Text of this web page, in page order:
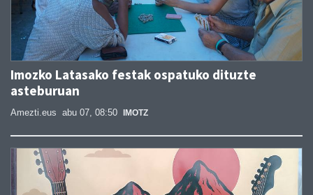
Imozko Latasako festak ospatuko dituzte
asteburuan
Amezti.eus abu 07, 08:50 IMOTZ